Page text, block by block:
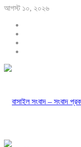
আগস্ট ১০, ২০২৬